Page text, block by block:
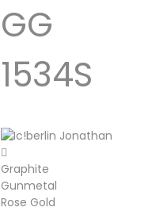
GG
1534S
Graphite
Gunmetal
Rose Gold